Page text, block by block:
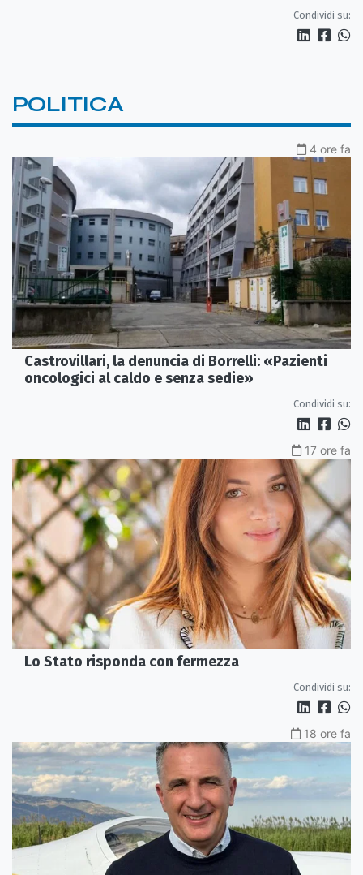
Condividi su:
POLITICA
4 ore fa
Castrovillari, la denuncia di Borrelli: «Pazienti
oncologici al caldo e senza sedie»
Condividi su:
17 ore fa
Lo Stato risponda con fermezza
Condividi su:
18 ore fa